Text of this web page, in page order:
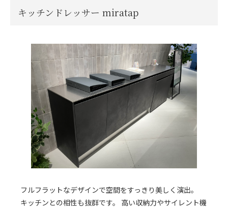
キッチンドレッサー miratap
フルフラットなデザインで空間をすっきり美しく演出。
キッチンとの相性も抜群です。 高い収納力やサイレント機